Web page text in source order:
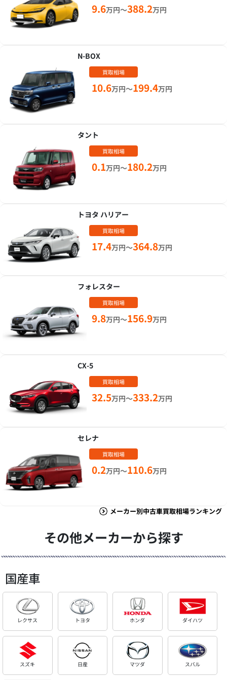
9.6万円～388.2万円
N-BOX
買取相場
10.6万円～199.4万円
タント
買取相場
0.1万円～180.2万円
トヨタ ハリアー
買取相場
17.4万円～364.8万円
フォレスター
買取相場
9.8万円～156.9万円
CX-5
買取相場
32.5万円～333.2万円
セレナ
買取相場
0.2万円～110.6万円
メーカー別中古車買取相場ランキング
その他メーカーから探す
国産車
レクサス トヨタ ホンダ ダイハツ
スズキ 日産 マツダ スバル